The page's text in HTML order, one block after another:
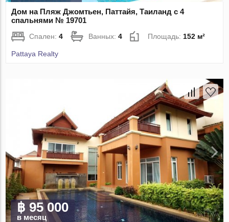
Дом на Пляж Джомтьен, Паттайя, Таиланд с 4
спальнями № 19701
Спален:4 Ванных:4 Площадь: 152 м²
Pattaya Realty
฿ 95 000
в месяц